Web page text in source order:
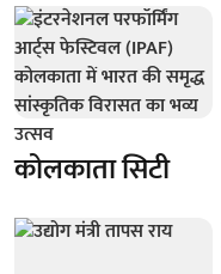
कोलकाता सिटी